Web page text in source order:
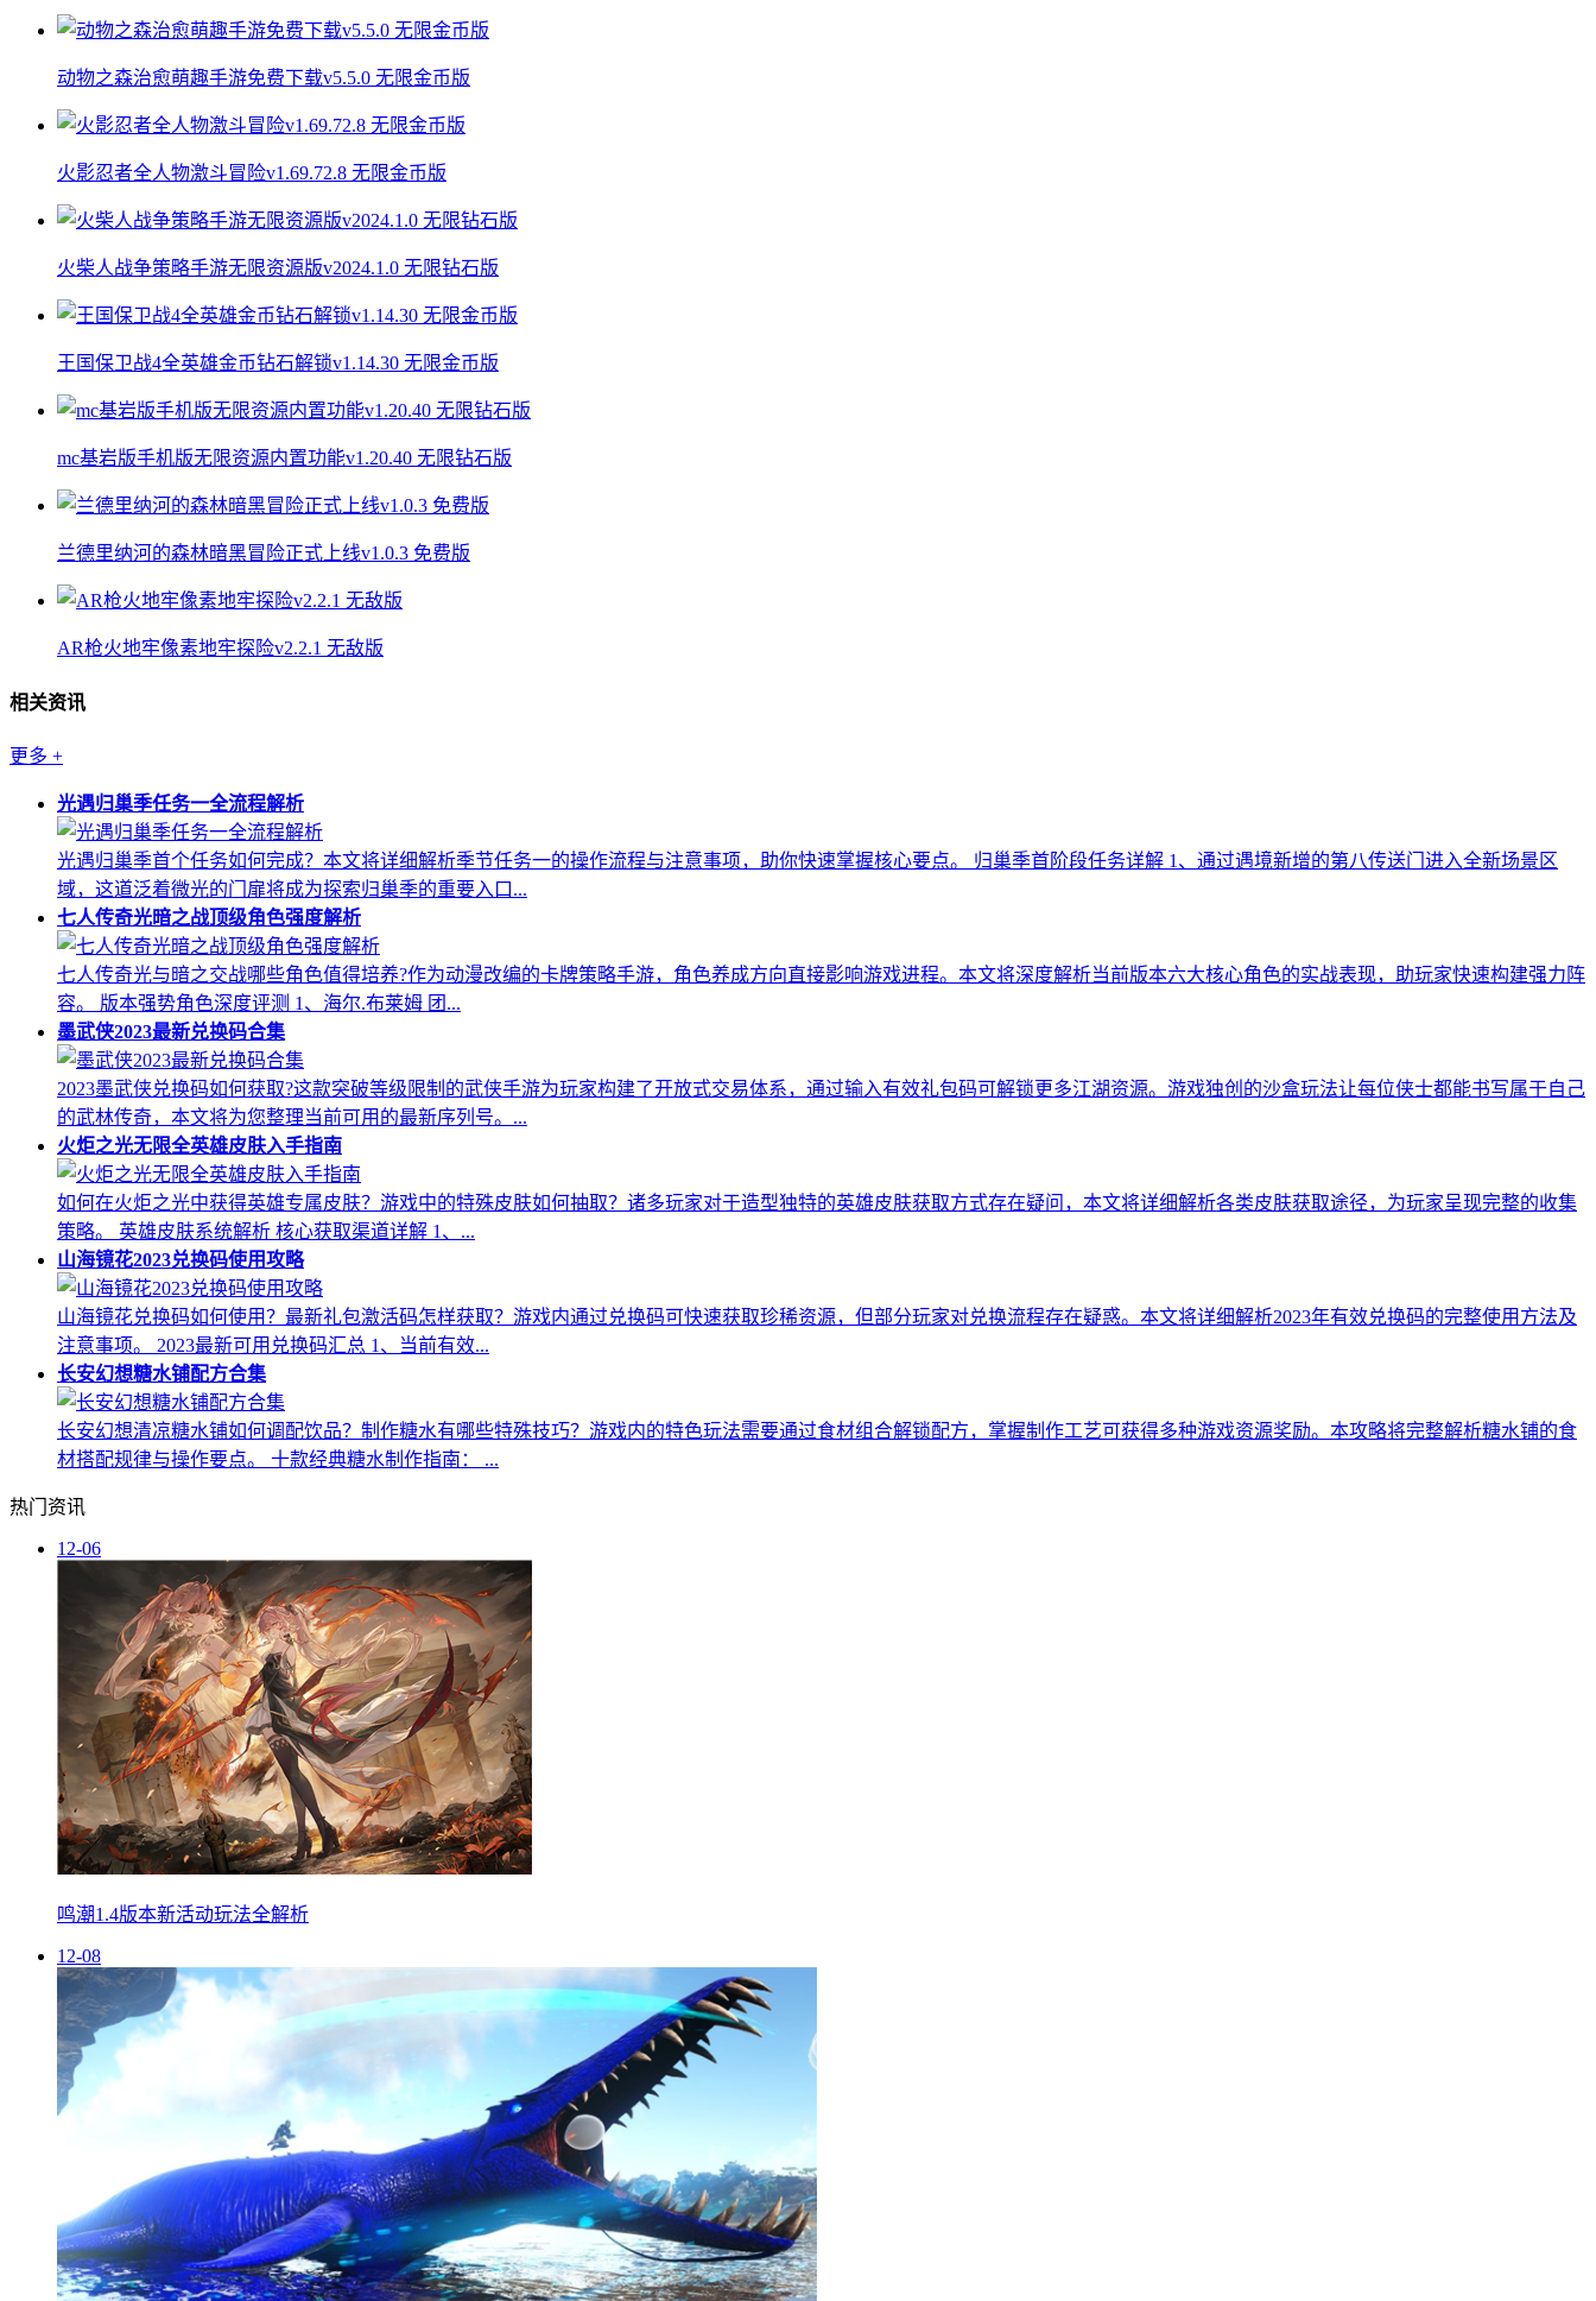
动物之森治愈萌趣手游免费下载v5.5.0 无限金币版
火影忍者全人物激斗冒险v1.69.72.8 无限金币版
火柴人战争策略手游无限资源版v2024.1.0 无限钻石版
王国保卫战4全英雄金币钻石解锁v1.14.30 无限金币版
mc基岩版手机版无限资源内置功能v1.20.40 无限钻石版
兰德里纳河的森林暗黑冒险正式上线v1.0.3 免费版
AR枪火地牢像素地牢探险v2.2.1 无敌版
相关资讯
更多 +
光遇归巢季任务一全流程解析
光遇归巢季首个任务如何完成？本文将详细解析季节任务一的操作流程与注意事项，助你快速掌握核心要点。 归巢季首阶段任务详解 1、通过遇境新增的第八传送门进入全新场景区
域，这道泛着微光的门扉将成为探索归巢季的重要入口...
七人传奇光暗之战顶级角色强度解析
七人传奇光与暗之交战哪些角色值得培养?作为动漫改编的卡牌策略手游，角色养成方向直接影响游戏进程。本文将深度解析当前版本六大核心角色的实战表现，助玩家快速构建强力阵
容。 版本强势角色深度评测 1、海尔.布莱姆 团...
墨武侠2023最新兑换码合集
2023墨武侠兑换码如何获取?这款突破等级限制的武侠手游为玩家构建了开放式交易体系，通过输入有效礼包码可解锁更多江湖资源。游戏独创的沙盒玩法让每位侠士都能书写属于自己
的武林传奇，本文将为您整理当前可用的最新序列号。...
火炬之光无限全英雄皮肤入手指南
如何在火炬之光中获得英雄专属皮肤？游戏中的特殊皮肤如何抽取？诸多玩家对于造型独特的英雄皮肤获取方式存在疑问，本文将详细解析各类皮肤获取途径，为玩家呈现完整的收集
策略。 英雄皮肤系统解析 核心获取渠道详解 1、...
山海镜花2023兑换码使用攻略
山海镜花兑换码如何使用？最新礼包激活码怎样获取？游戏内通过兑换码可快速获取珍稀资源，但部分玩家对兑换流程存在疑惑。本文将详细解析2023年有效兑换码的完整使用方法及
注意事项。 2023最新可用兑换码汇总 1、当前有效...
长安幻想糖水铺配方合集
长安幻想清凉糖水铺如何调配饮品？制作糖水有哪些特殊技巧？游戏内的特色玩法需要通过食材组合解锁配方，掌握制作工艺可获得多种游戏资源奖励。本攻略将完整解析糖水铺的食
材搭配规律与操作要点。 十款经典糖水制作指南： ...
热门资讯
12-06
鸣潮1.4版本新活动玩法全解析
12-08